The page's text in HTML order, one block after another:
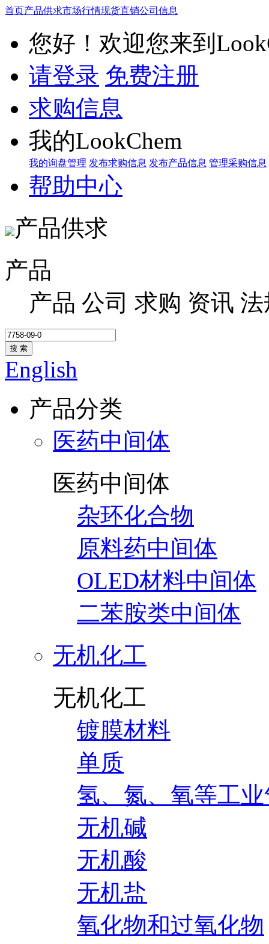
首页产品供求市场行情现货直销公司信息
您好！欢迎您来到
请登录 免费注册
求购信息
我的LookChem
我的询盘管理 发布求购信息 发布产品信息 管理采购信息
帮助中心
产品供求
产品
产品 公司 求购 资讯 法
搜 索
English
产品分类
医药中间体
医药中间体
杂环化合物
原料药中间体
OLED材料中间体
二苯胺类中间体
无机化工
无机化工
镀膜材料
单质
氢、氮、氧等工
无机碱
无机酸
无机盐
氧化物和过氧化物